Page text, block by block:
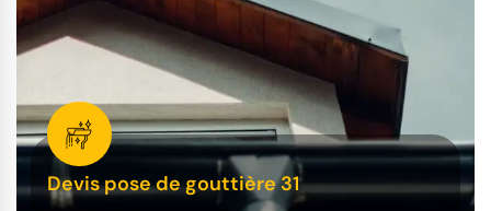
Devis pose de gouttière 31